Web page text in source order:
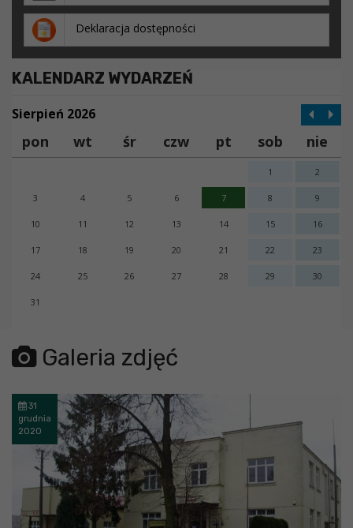
Deklaracja dostępności
KALENDARZ WYDARZEŃ
Sierpień 2026
pon wt śr czw pt sob nie
1 2
3 4 5 6 7 8 9
10 11 12 13 14 15 16
17 18 19 20 21 22 23
24 25 26 27 28 29 30
31
error getting json:
Galeria zdjęć
31
grudnia
2020